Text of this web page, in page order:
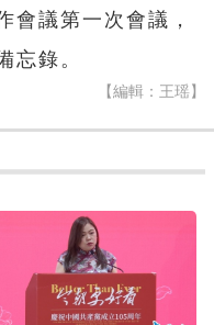
會議第一次會議，
忘錄。
【編輯：王瑶】